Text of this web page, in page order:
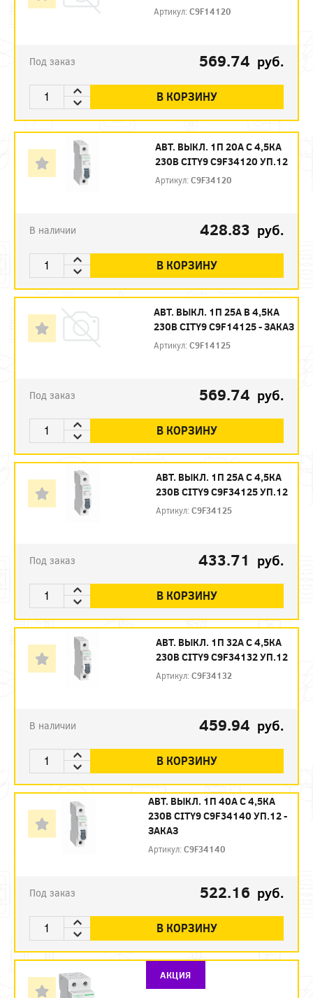
Артикул:C9F14120
Под заказ 569.74 руб.
В КОРЗИНУ
АВТ. ВЫКЛ. 1П 20А С 4,5КА
230В CITY9 C9F34120 УП.12
Артикул:C9F34120
В наличии 428.83 руб.
В КОРЗИНУ
АВТ. ВЫКЛ. 1П 25А B 4,5КА
230В CITY9 C9F14125 - ЗАКАЗ
Артикул:C9F14125
Под заказ 569.74 руб.
В КОРЗИНУ
АВТ. ВЫКЛ. 1П 25А С 4,5КА
230В CITY9 C9F34125 УП.12
Артикул:C9F34125
Под заказ 433.71 руб.
В КОРЗИНУ
АВТ. ВЫКЛ. 1П 32А С 4,5КА
230В CITY9 C9F34132 УП.12
Артикул:C9F34132
В наличии 459.94 руб.
В КОРЗИНУ
АВТ. ВЫКЛ. 1П 40А С 4,5КА
230В CITY9 C9F34140 УП.12 -
ЗАКАЗ
Артикул:C9F34140
Под заказ 522.16 руб.
В КОРЗИНУ
АКЦИЯ